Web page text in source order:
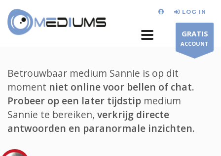
LOG IN
GRATIS
ACCOUNT
Betrouwbaar medium Sannie is op dit
moment niet online voor bellen of chat.
Probeer op een later tijdstip medium
Sannie te bereiken, verkrijg directe
antwoorden en paranormale inzichten.